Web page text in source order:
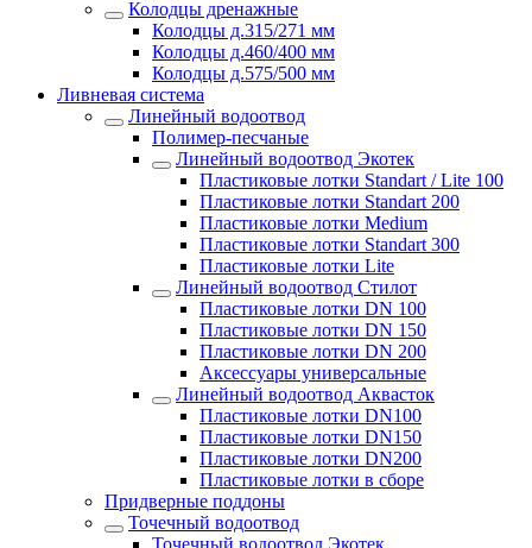
Колодцы дренажные
Колодцы д.315/271 мм
Колодцы д.460/400 мм
Колодцы д.575/500 мм
Ливневая система
Линейный водоотвод
Полимер-песчаные
Линейный водоотвод Экотек
Пластиковые лотки Standart / Lite 100
Пластиковые лотки Standart 200
Пластиковые лотки Medium
Пластиковые лотки Standart 300
Пластиковые лотки Lite
Линейный водоотвод Стилот
Пластиковые лотки DN 100
Пластиковые лотки DN 150
Пластиковые лотки DN 200
Аксессуары универсальные
Линейный водоотвод Аквасток
Пластиковые лотки DN100
Пластиковые лотки DN150
Пластиковые лотки DN200
Пластиковые лотки в сборе
Придверные поддоны
Точечный водоотвод
Точечный водоотвод Экотек